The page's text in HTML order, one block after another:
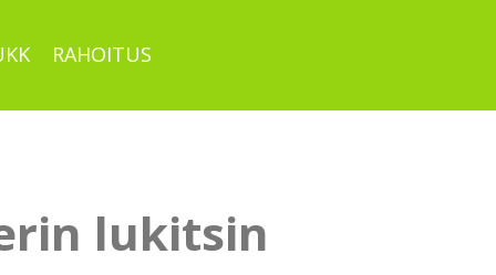
RAHOITUS
lukitsin